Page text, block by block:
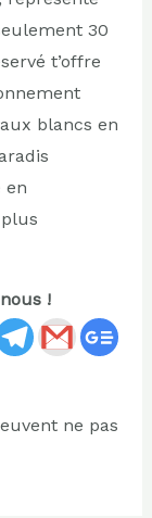
30
t’offre
blancs en
en
!
ne pas